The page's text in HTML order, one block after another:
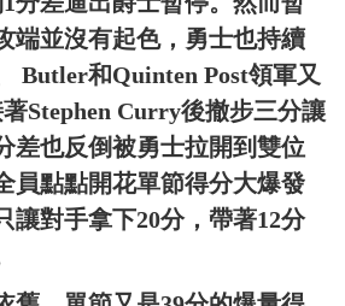
端並沒有起色，勇士也持續
Butler和Quinten Post領軍又
Stephen Curry後撤步三分讓
差也反倒被勇士拉開到雙位
員點點開花單節得分大爆發
讓對手拿下20分，帶著12分